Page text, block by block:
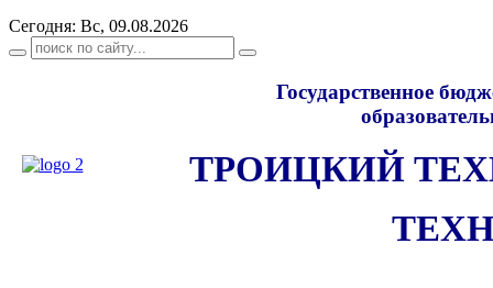
Сегодня: Вс, 09.08.2026
Государственное
ТРОИЦКИЙ